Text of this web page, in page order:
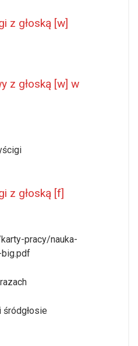
z głoską [w]
z głoską [w] w
z głoską [f]
pracy/nauka-
śródgłosie